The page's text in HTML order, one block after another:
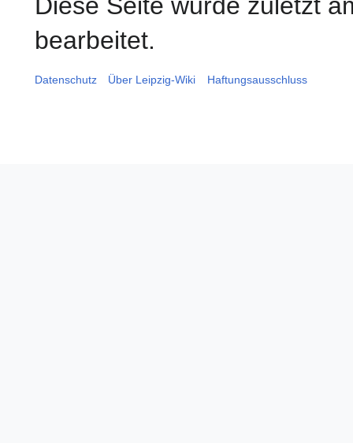
bearbeitet.
Datenschutz Über Leipzig-Wiki Haftungsausschluss